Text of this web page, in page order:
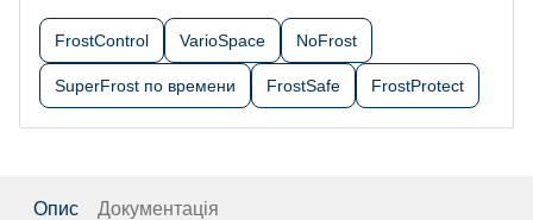
FrostControl VarioSpace NoFrost
SuperFrost по времени FrostSafe FrostProtect
Опис Документація